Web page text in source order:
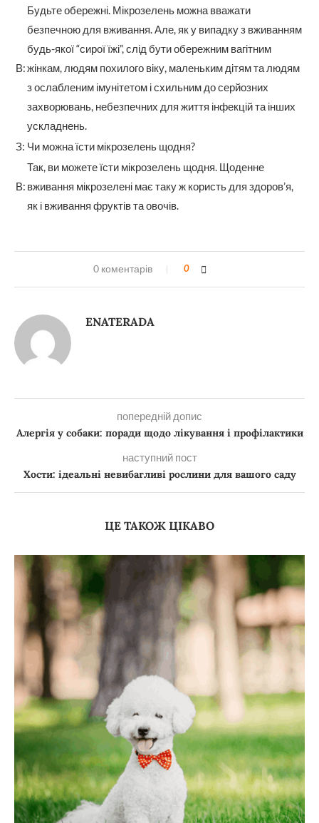
В:
Будьте обережні. Мікрозелень можна вважати
безпечною для вживання. Але, як у випадку з вживанням
будь-якої “сирої їжі”, слід бути обережним вагітним
жінкам, людям похилого віку, маленьким дітям та людям
з ослабленим імунітетом і схильним до серйозних
захворювань, небезпечних для життя інфекцій та інших
ускладнень.
З: Чи можна їсти мікрозелень щодня?
В:
Так, ви можете їсти мікрозелень щодня. Щоденне
вживання мікрозелені має таку ж користь для здоров’я,
як і вживання фруктів та овочів.
0 коментарів 0
ENATERADA
попередній допис
Алергія у собаки: поради щодо лікування і профілактики
наступний пост
Хости: ідеальні невибагливі рослини для вашого саду
ЦЕ ТАКОЖ ЦІКАВО